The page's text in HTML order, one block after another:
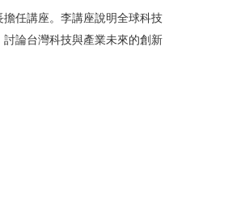
擔任講座。李講座說明全球科技
論台灣科技與產業未來的創新